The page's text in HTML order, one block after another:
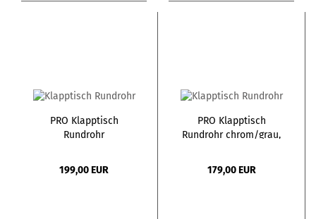
PRO Klapptisch
Rundrohr
199,00 EUR
PRO Klapptisch
Rundrohr chrom/grau,
179,00 EUR